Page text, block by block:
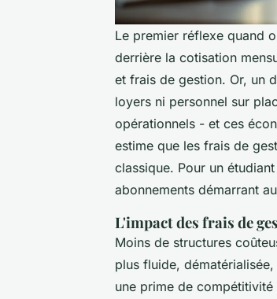
Le premier réflexe quand
derrière la cotisation
et frais de gestion. Or, un
loyers ni personnel sur
opérationnels - et ces
estime que les frais de
classique. Pour un
abonnements démarrant
L'impact des frais de
Moins de structures
plus fluide,
une prime de